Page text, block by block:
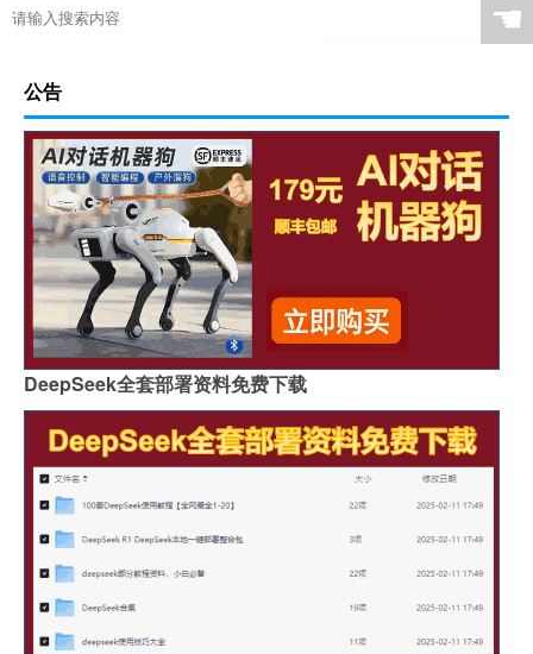
☚
公告
DeepSeek全套部署资料免费下载